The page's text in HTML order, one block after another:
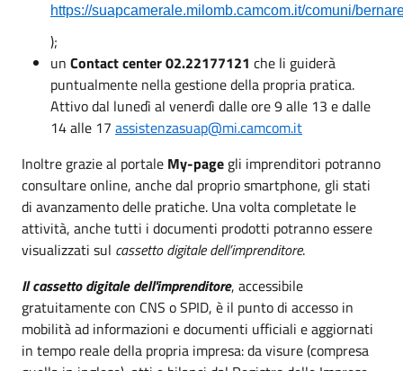
https://suapcamerale.milomb.camcom.it/comuni/
);
un Contact center 02.22177121 che li guiderà
puntualmente nella gestione della propria pratica.
Attivo dal lunedì al venerdì dalle ore 9 alle 13 e dalle
14 alle 17 assistenzasuap@mi.camcom.it
Inoltre grazie al portale My-page gli imprenditori potranno
consultare online, anche dal proprio smartphone, gli stati
di avanzamento delle pratiche. Una volta completate le
attività, anche tutti i documenti prodotti potranno essere
visualizzati sul cassetto digitale dell’imprenditore.
Il cassetto digitale dell'imprenditore, accessibile
gratuitamente con CNS o SPID, è il punto di accesso in
mobilità ad informazioni e documenti ufficiali e aggiornati
in tempo reale della propria impresa: da visure (compresa